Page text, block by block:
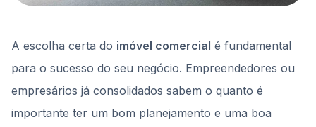
A escolha certa do imóvel comercial é fundamental
para o sucesso do seu negócio. Empreendedores ou
empresários já consolidados sabem o quanto é
importante ter um bom planejamento e uma boa